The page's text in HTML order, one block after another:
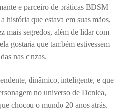
e parceiro de práticas BDSM
história que estava em suas mãos,
mais segredos, além de lidar com
gostaria que também estivessem
nas cinzas.
dinâmico, inteligente, e que
no universo de Donlea,
chocou o mundo 20 anos atrás.